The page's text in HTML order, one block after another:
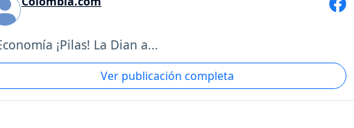
¡Pilas! La Dian a...
Ver publicación completa